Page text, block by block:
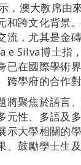
，澳大教席由
和跨文化背景
流，尤其是金
e Silva博士指
已在國際學術
跨學府的合作
將聚焦於語言
元性、多語及
示大學相關的
、鼓勵學士生